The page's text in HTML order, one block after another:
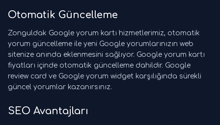
Otomatik Güncelleme
Zonguldak Google yorum kartı hizmetlerimiz, otomatik
yorum güncelleme ile yeni Google yorumlarınızın web
sitenize anında eklenmesini sağlıyor. Google yorum kartı
fiyatları içinde otomatik güncelleme dahildir. Google
review card ve Google yorum widget karşılığında sürekli
güncel yorumlar kazanırsınız.
SEO Avantajları